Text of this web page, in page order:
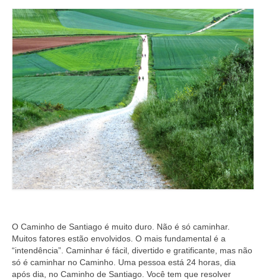
O Caminho de Santiago é muito duro. Não é só caminhar.
Muitos fatores estão envolvidos. O mais fundamental é a
“intendência”. Caminhar é fácil, divertido e gratificante, mas não
só é caminhar no Caminho. Uma pessoa está 24 horas, dia
após dia, no Caminho de Santiago. Você tem que resolver